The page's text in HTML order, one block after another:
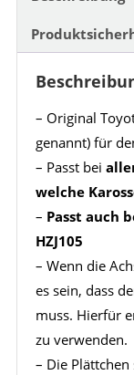
– Original
genannt) für
– Passt bei
welche
– Passt auch
HZJ105
– Wenn die
es sein, dass
muss. Hierfür
zu verwenden.
– Die